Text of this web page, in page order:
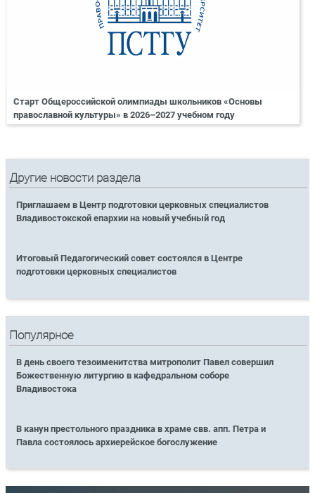
Старт Общероссийской олимпиады школьников «Основы
православной культуры» в 2026–2027 учебном году
Другие новости раздела
Приглашаем в Центр подготовки церковных специалистов
Владивостокской епархии на новый учебный год
Итоговый Педагогический совет состоялся в Центре
подготовки церковных специалистов
Популярное
В день своего тезоименитства митрополит Павел совершил
Божественную литургию в кафедральном соборе
Владивостока
В канун престольного праздника в храме свв. апп. Петра и
Павла состоялось архиерейское богослужение